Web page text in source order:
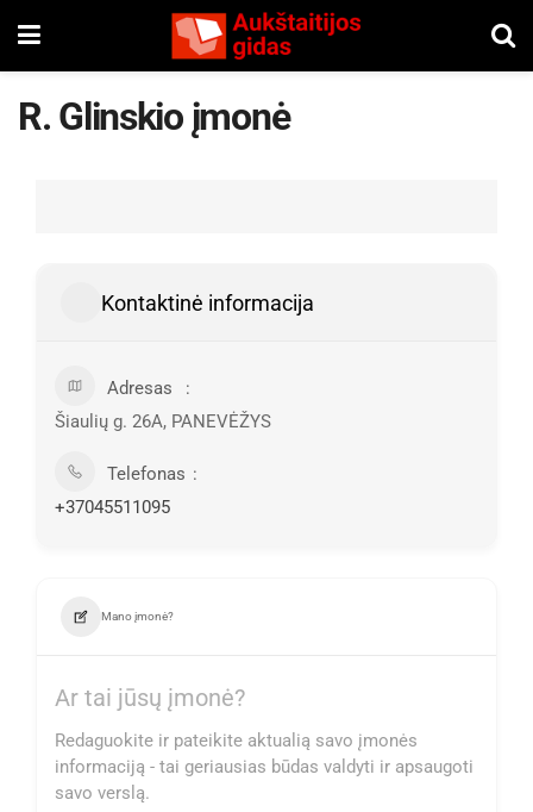
R. Glinskio įmonė
Kontaktinė informacija
Adresas
Šiaulių g. 26A, PANEVĖŽYS
Telefonas
+37045511095
Mano įmonė?
Ar tai jūsų įmonė?
Redaguokite ir pateikite aktualią savo įmonės
informaciją - tai geriausias būdas valdyti ir apsaugoti
savo verslą.